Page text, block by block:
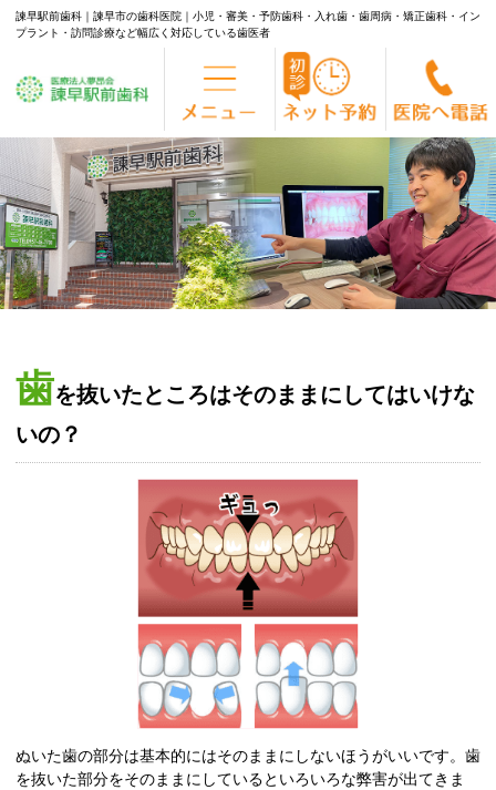
to
content
諫早駅前歯科｜諫早市の歯科医院｜小児・審美・予防歯科・入れ歯・歯周病・矯正歯科・イン
プラント・訪問診療など幅広く対応している歯医者
歯を抜いたところはそのままにしてはいけな
いの？
ぬいた歯の部分は基本的にはそのままにしないほうがいいです。歯
を抜いた部分をそのままにしているといろいろな弊害が出てきま